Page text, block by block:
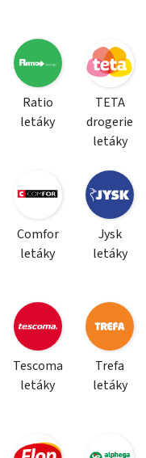
Ratio
letáky
TETA
drogerie
letáky
Comfor
letáky
Jysk
letáky
Tescoma
letáky
Trefa
letáky